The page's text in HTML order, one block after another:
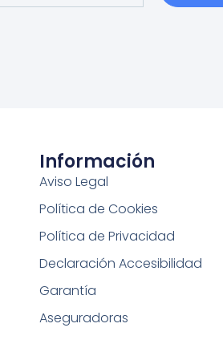
Información
Aviso Legal
Política de Cookies
Política de Privacidad
Declaración Accesibilidad
Garantía
Aseguradoras